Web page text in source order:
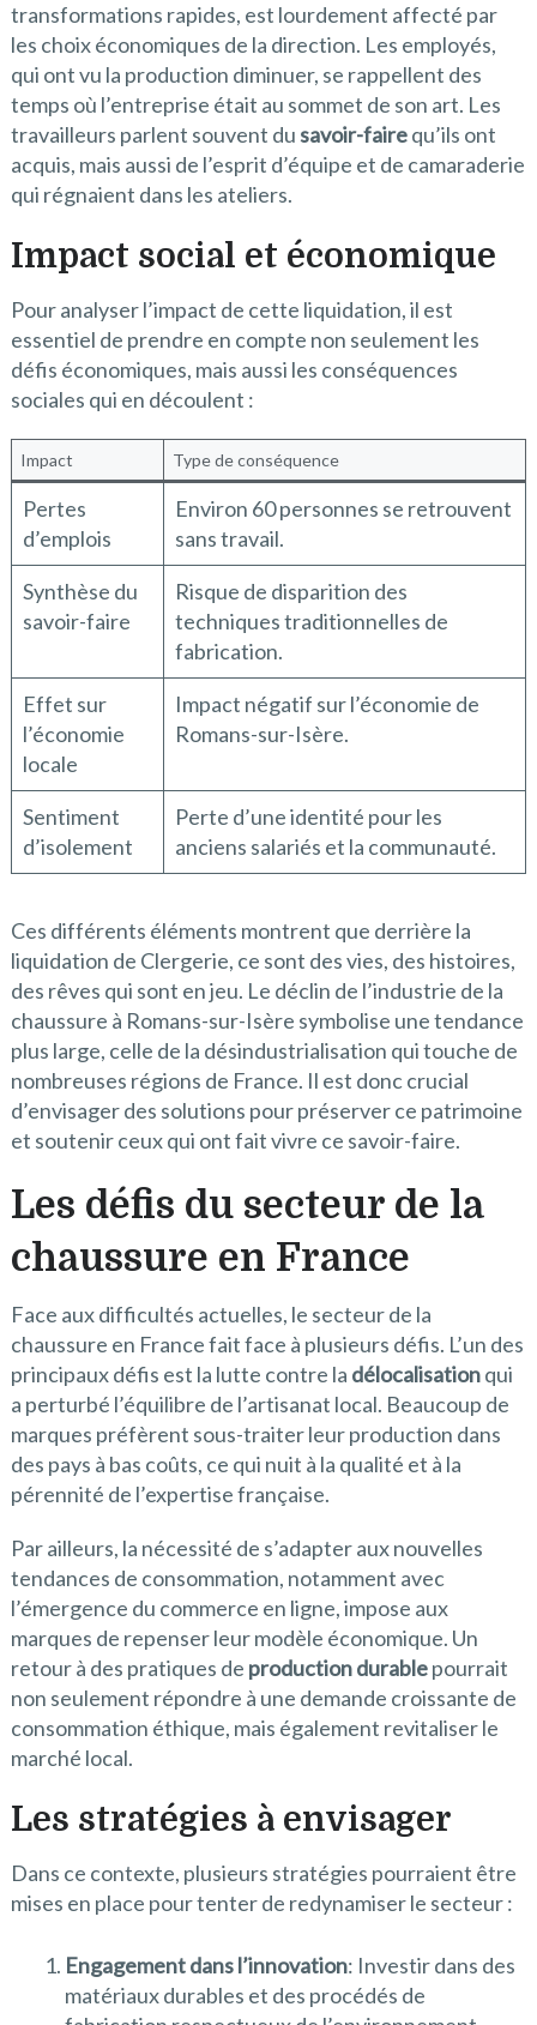
transformations rapides, est lourdement affecté par
les choix économiques de la direction. Les employés,
qui ont vu la production diminuer, se rappellent des
temps où l’entreprise était au sommet de son art. Les
travailleurs parlent souvent dusavoir-fairequ’ils ont
acquis, mais aussi de l’esprit d’équipe et de camaraderie
qui régnaient dans les ateliers.
Impact social et économique
Pour analyser l’impact de cette liquidation, il est
essentiel de prendre en compte non seulement les
défis économiques, mais aussi les conséquences
sociales qui en découlent :
Impact Type de conséquence
Pertes
d’emplois
Environ 60 personnes se retrouvent
sans travail.
Synthèse du
savoir-faire
Risque de disparition des
techniques traditionnelles de
fabrication.
Effet sur
l’économie
locale
Impact négatif sur l’économie de
Romans-sur-Isère.
Sentiment
d’isolement
Perte d’une identité pour les
anciens salariés et la communauté.
Ces différents éléments montrent que derrière la
liquidation de Clergerie, ce sont des vies, des histoires,
des rêves qui sont en jeu. Le déclin de l’industrie de la
chaussure à Romans-sur-Isère symbolise une tendance
plus large, celle de la désindustrialisation qui touche de
nombreuses régions de France. Il est donc crucial
d’envisager des solutions pour préserver ce patrimoine
et soutenir ceux qui ont fait vivre ce savoir-faire.
Les défis du secteur de la
chaussure en France
Face aux difficultés actuelles, le secteur de la
chaussure en France fait face à plusieurs défis. L’un des
principaux défis est la lutte contre la délocalisationqui
a perturbé l’équilibre de l’artisanat local. Beaucoup de
marques préfèrent sous-traiter leur production dans
des pays à bas coûts, ce qui nuit à la qualité et à la
pérennité de l’expertise française.
Par ailleurs, la nécessité de s’adapter aux nouvelles
tendances de consommation, notamment avec
l’émergence du commerce en ligne, impose aux
marques de repenser leur modèle économique. Un
retour à des pratiques de production durablepourrait
non seulement répondre à une demande croissante de
consommation éthique, mais également revitaliser le
marché local.
Les stratégies à envisager
Dans ce contexte, plusieurs stratégies pourraient être
mises en place pour tenter de redynamiser le secteur :
Engagement dans l’innovation: Investir dans des
matériaux durables et des procédés de